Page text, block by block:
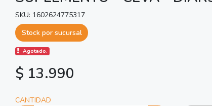
SKU: 1602624775317
Stock por sucursal
Agotado.
$ 13.990
CANTIDAD